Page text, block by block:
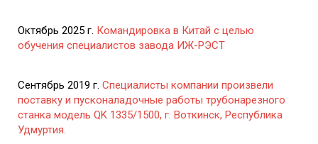
Октябрь 2025 г. Командировка в Китай с целью
обучения специалистов завода ИЖ-РЭСТ
Сентябрь 2019 г. Специалисты компании произвели
поставку и пусконаладочные работы трубонарезного
станка модель QK 1335/1500, г. Воткинск, Республика
Удмуртия.